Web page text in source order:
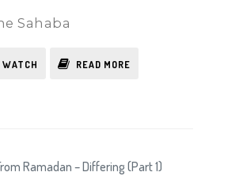
Sahaba
WATCH READ MORE
Ramadan – Differing (Part 1)